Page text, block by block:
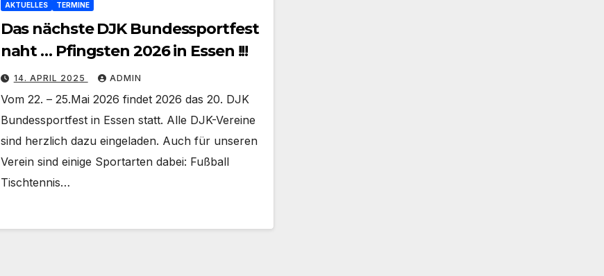
AKTUELLES TERMINE
Das nächste DJK Bundessportfest
naht … Pfingsten 2026 in Essen !!!
14. APRIL 2025 ADMIN
Vom 22. – 25.Mai 2026 findet 2026 das 20. DJK
Bundessportfest in Essen statt. Alle DJK-Vereine
sind herzlich dazu eingeladen. Auch für unseren
Verein sind einige Sportarten dabei: Fußball
Tischtennis…